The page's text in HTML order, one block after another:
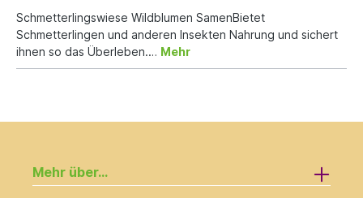
Schmetterlingswiese Wildblumen SamenBietet
Schmetterlingen und anderen Insekten Nahrung und sichert
ihnen so das Überleben.… Mehr
Mehr über...